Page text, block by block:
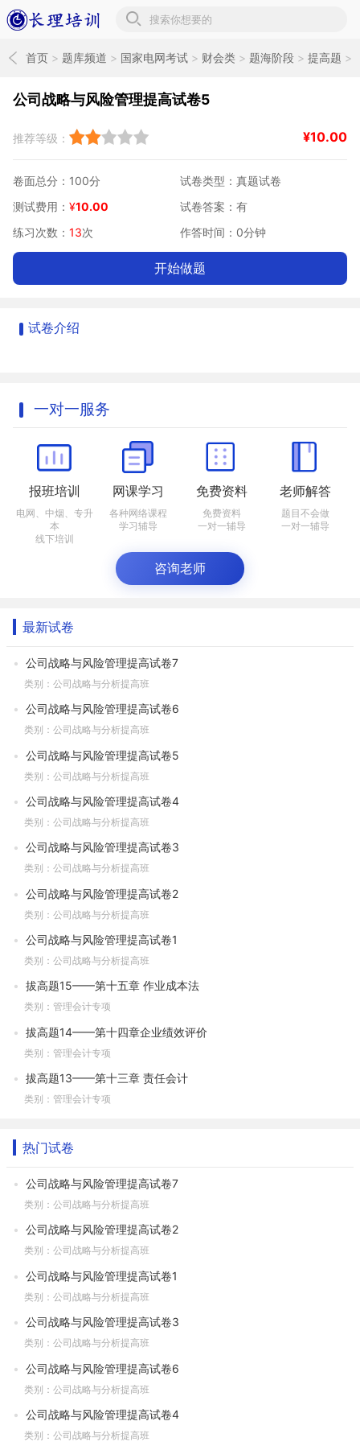
长理培训题库
首页 > 题库频道 > 国家电网考试 > 财会类 > 题海阶段 > 提高题 >
公司战略与风险管理提高试卷5
¥10.00
推荐等级：
卷面总分：100分
试卷类型：真题试卷
测试费用： ¥10.00
试卷答案：有
练习次数： 13次 作答时间：0分钟
开始做题
试卷介绍
一对一服务
报班培训
电网、中烟、专升
本
线下培训
网课学习
各种网络课程
学习辅导
免费资料
免费资料
一对一辅导
老师解答
题目不会做
一对一辅导
咨询老师
最新试卷
公司战略与风险管理提高试卷7
类别：公司战略与分析提高班
公司战略与风险管理提高试卷6
类别：公司战略与分析提高班
公司战略与风险管理提高试卷5
类别：公司战略与分析提高班
公司战略与风险管理提高试卷4
类别：公司战略与分析提高班
公司战略与风险管理提高试卷3
类别：公司战略与分析提高班
公司战略与风险管理提高试卷2
类别：公司战略与分析提高班
公司战略与风险管理提高试卷1
类别：公司战略与分析提高班
拔高题15——第十五章 作业成本法
类别：管理会计专项
拔高题14——第十四章企业绩效评价
类别：管理会计专项
拔高题13——第十三章 责任会计
类别：管理会计专项
热门试卷
公司战略与风险管理提高试卷7
类别：公司战略与分析提高班
公司战略与风险管理提高试卷2
类别：公司战略与分析提高班
公司战略与风险管理提高试卷1
类别：公司战略与分析提高班
公司战略与风险管理提高试卷3
类别：公司战略与分析提高班
公司战略与风险管理提高试卷6
类别：公司战略与分析提高班
公司战略与风险管理提高试卷4
类别：公司战略与分析提高班